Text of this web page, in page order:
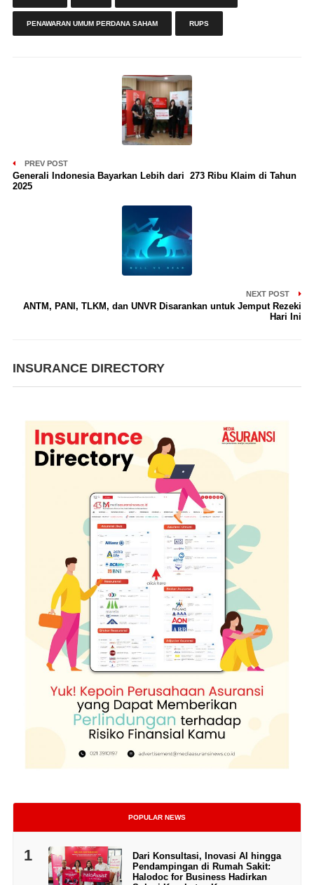
PENAWARAN UMUM PERDANA SAHAM RUPS
PREV POST
Generali Indonesia Bayarkan Lebih dari 273 Ribu Klaim di Tahun
2025
NEXT POST
ANTM, PANI, TLKM, dan UNVR Disarankan untuk Jemput Rezeki
Hari Ini
INSURANCE DIRECTORY
POPULAR NEWS
1
Dari Konsultasi, Inovasi AI hingga
Pendampingan di Rumah Sakit:
Halodoc for Business Hadirkan